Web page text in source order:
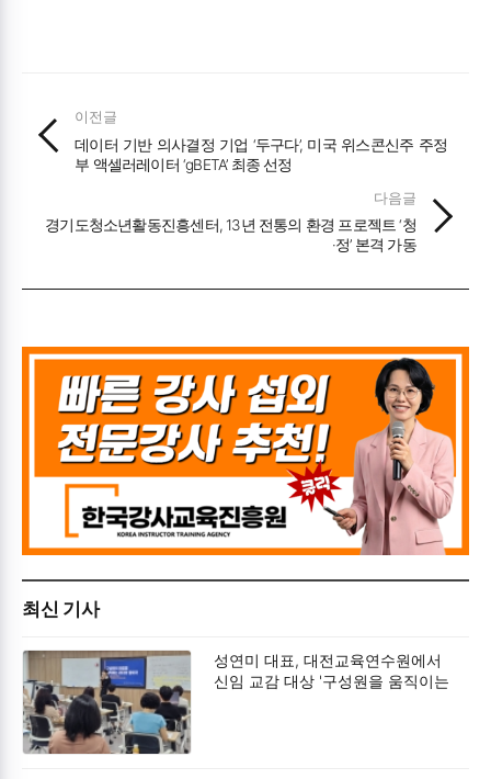
이전글
데이터 기반 의사결정 기업 ‘두구다’, 미국 위스콘신주 주정
부 액셀러레이터 ‘gBETA’ 최종 선정
다음글
경기도청소년활동진흥센터, 13년 전통의 환경 프로젝트 ‘청
·정’ 본격 가동
최신 기사
성연미 대표, 대전교육연수원에서
신임 교감 대상 '구성원을 움직이는